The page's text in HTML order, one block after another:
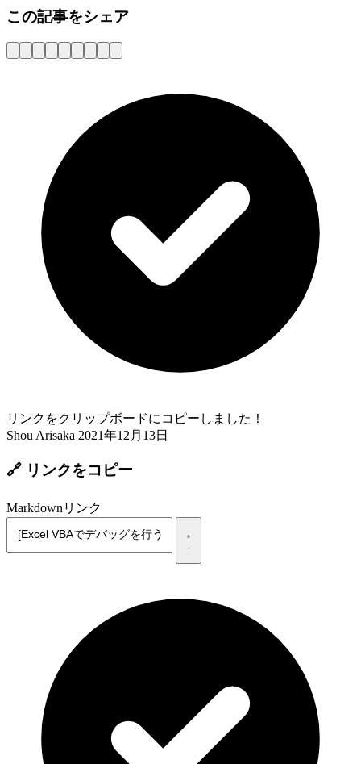
この記事をシェア
リンクをクリップボードにコピーしました！
Shou Arisaka 2021年12月13日
🔗 リンクをコピー
Markdownリンク